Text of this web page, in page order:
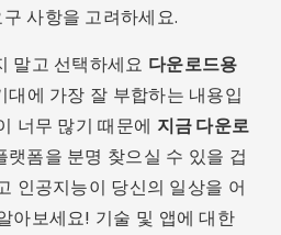
사항을 고려하세요.
말고 선택하세요 다운로드용
대에 가장 잘 부합하는 내용입
너무 많기 때문에 지금 다운로
폼을 분명 찾으실 수 있을 겁
인공지능이 당신의 일상을 어
아보세요! 기술 및 앱에 대한